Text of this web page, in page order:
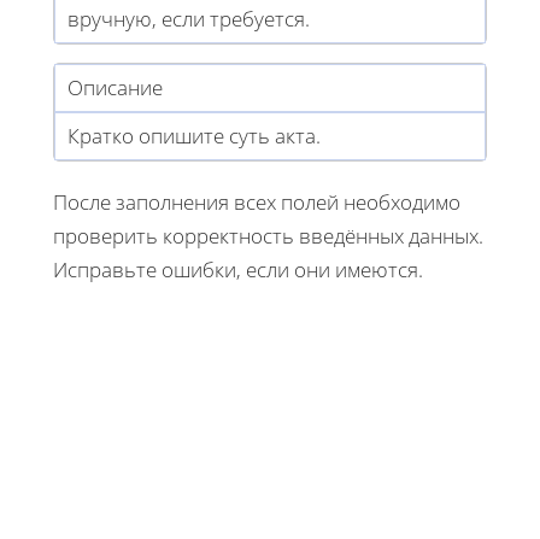
вручную, если требуется.
Описание
Кратко опишите суть акта.
После заполнения всех полей необходимо
проверить корректность введённых данных.
Исправьте ошибки, если они имеются.